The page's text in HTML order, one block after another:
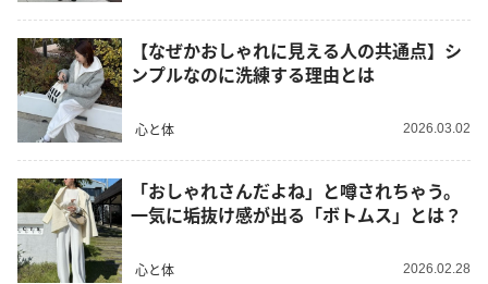
【なぜかおしゃれに見える人の共通点】シ
ンプルなのに洗練する理由とは
心と体 2026.03.02
「おしゃれさんだよね」と噂されちゃう。
一気に垢抜け感が出る「ボトムス」とは？
心と体 2026.02.28